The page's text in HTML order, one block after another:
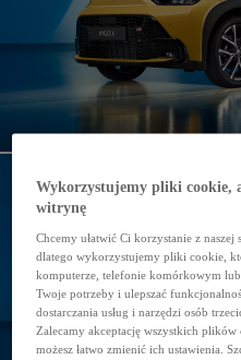
Wykorzystujemy pliki cookie,
witrynę
Chcemy ułatwić Ci korzystanie z naszej
dlatego wykorzystujemy pliki cookie,
komputerze, telefonie komórkowym
Twoje potrzeby i ulepszać
dostarczania usług i narzędzi osób
Zalecamy akceptację wszystkich
możesz łatwo zmienić ich ustawienia.